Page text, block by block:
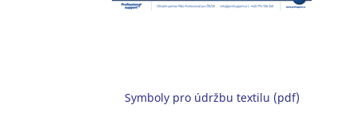
Symboly pro údržbu textilu (pdf)